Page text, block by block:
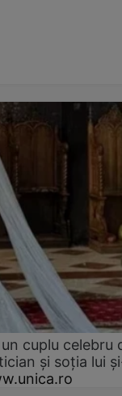
cuplu celebru
și soția lui